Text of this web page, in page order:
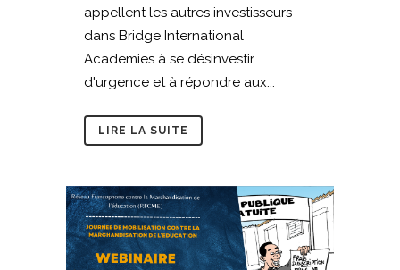
appellent les autres investisseurs
dans Bridge International
Academies à se désinvestir
d'urgence et à répondre aux...
LIRE LA SUITE